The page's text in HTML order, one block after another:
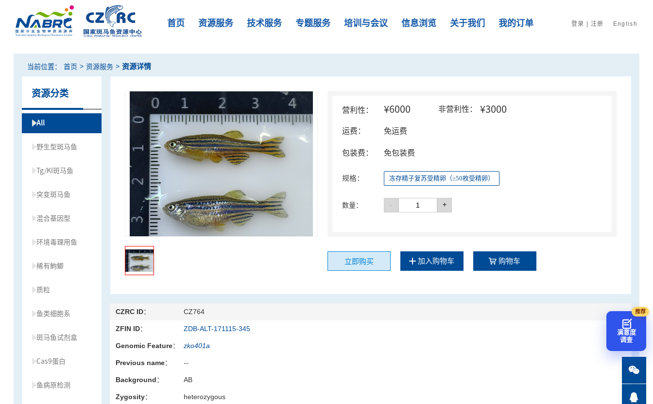
首页 资源服务 技术服务 专题服务 培训与会议 信息浏览 关于我们 我的订单 登录 | 注册 English
当前位置： 首页 > 资源服务 > 资源详情
资源分类
All
野生型斑马鱼
Tg/KI斑马鱼
突变斑马鱼
混合基因型
环境毒理用鱼
稀有鮈鲫
质粒
鱼类细胞系
斑马鱼试剂盒
Cas9蛋白
鱼病原检测
营利性： ¥6000 非营利性： ¥3000
运费： 免运费
包装费： 免包装费
规格： 冻存精子复苏受精卵（≥50枚受精卵）
数量： - +
立即购买 加入购物车 购物车
CZRC ID： CZ764
ZFIN ID： ZDB-ALT-171115-345
Genomic Feature： zko401a
Previous name： --
Background： AB
Zygosity： heterozygous
满意度
调查

